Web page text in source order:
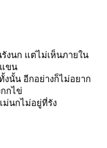
งนก แต่ไม่เห็นภายใน
แขน
งนั้น อีกอย่างก็ไม่อยาก
กไข่
นกไม่อยู่ที่รัง